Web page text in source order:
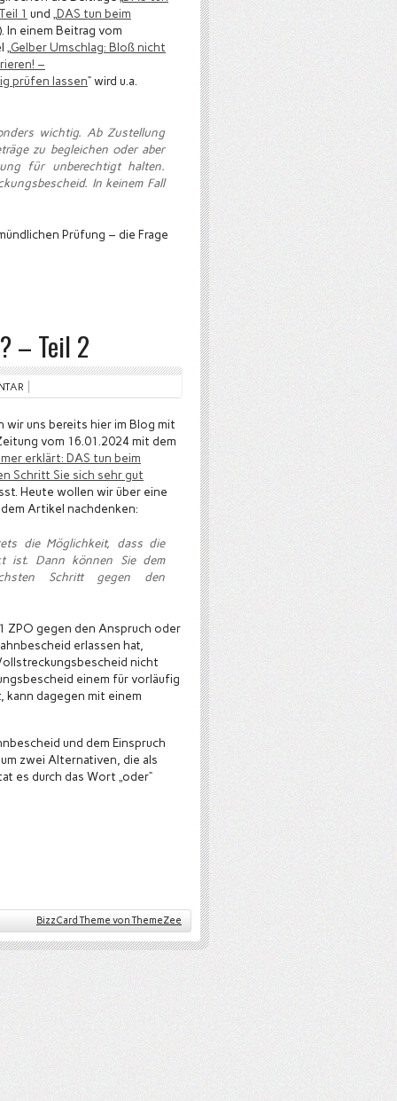
1 und „ DAS tun beim
In einem Beitrag vom
Gelber Umschlag: Bloß nicht
–
prüfen lassen“ wird u.a.
wichtig. Ab Zustellung
zu begleichen oder aber
für unberechtigt halten.
In keinem Fall
Prüfung – die Frage
– Teil 2
wir uns bereits hier im Blog mit
vom 16.01.2024 mit dem
erklärt: DAS tun beim
Schritt Sie sich sehr gut
Heute wollen wir über eine
Artikel nachdenken:
die Möglichkeit, dass die
ist. Dann können Sie dem
Schritt gegen den
ZPO gegen den Anspruch oder
erlassen hat,
nicht
einem für vorläufig
dagegen mit einem
und dem Einspruch
zwei Alternativen, die als
es durch das Wort „oder“
BizzCard Theme von ThemeZee